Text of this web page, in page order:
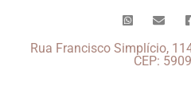
Rua Francisco Simplício,
CEP: